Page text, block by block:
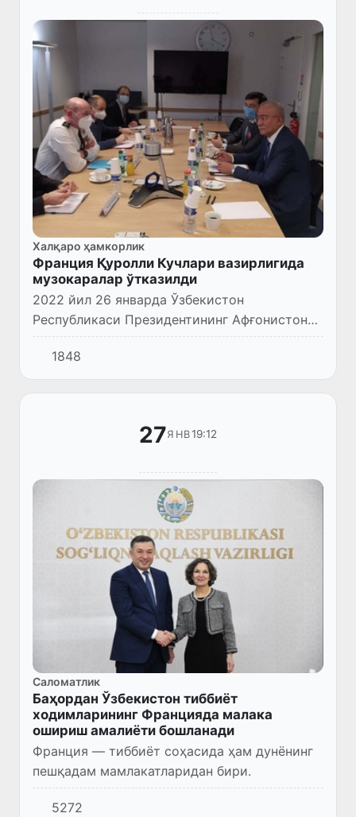
Халқаро ҳамкорлик
Франция Қуролли Кучлари вазирлигида
музокаралар ўтказилди
2022 йил 26 январда Ўзбекистон
Республикаси Президентининг Афғонистон
бўйича Махсус вакили Исматулла Иргашев
Париж шаҳрида Франция Республикаси
Қуролли Кучлари вазирлиги Халқаро ал...
1848
27ЯНВ19:12
Саломатлик
Баҳордан Ўзбекистон тиббиёт
ходимларининг Францияда малака
ошириш амалиёти бошланади
Франция — тиббиёт соҳасида ҳам дунёнинг
пешқадам мамлакатларидан бири.
5272